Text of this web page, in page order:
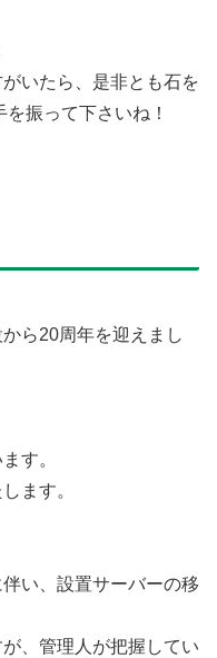
いたら、是非とも石を
振って下さいね！
ら20周年を迎えまし
す。
ます。
い、設置サーバーの移
、管理人が把握してい